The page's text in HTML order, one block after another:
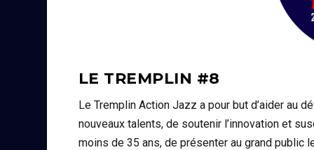
LE TREMPLIN #8
Le Tremplin Action Jazz a pour but d’aider au
nouveaux talents, de soutenir l’innovation et
moins de 35 ans, de présenter au grand